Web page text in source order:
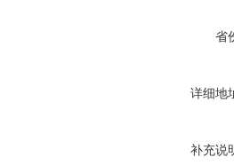
省
详细地
补充说